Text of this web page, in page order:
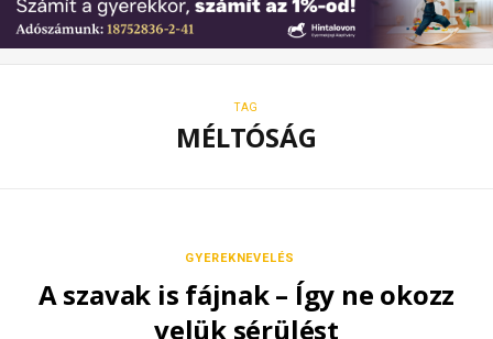
b
e
TAG
MÉLTÓSÁG
GYEREKNEVELÉS
A szavak is fájnak – Így ne okozz
velük sérülést